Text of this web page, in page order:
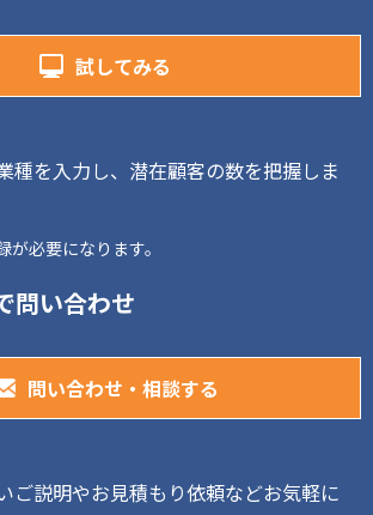
試してみる
種を入力し、潜在顧客の数を把握しま
必要になります。
問い合わせ
問い合わせ・相談する
ご説明やお見積もり依頼などお気軽に